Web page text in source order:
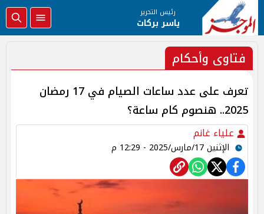
رئيس التحرير
ياسر بركات
فتاوى وأحكام
تعرف على عدد ساعات الصيام في 17 رمضان
2025.. هنصوم كام ساعة؟
علياء غانم
الإثنين 17/مارس/2025 - 12:29 م